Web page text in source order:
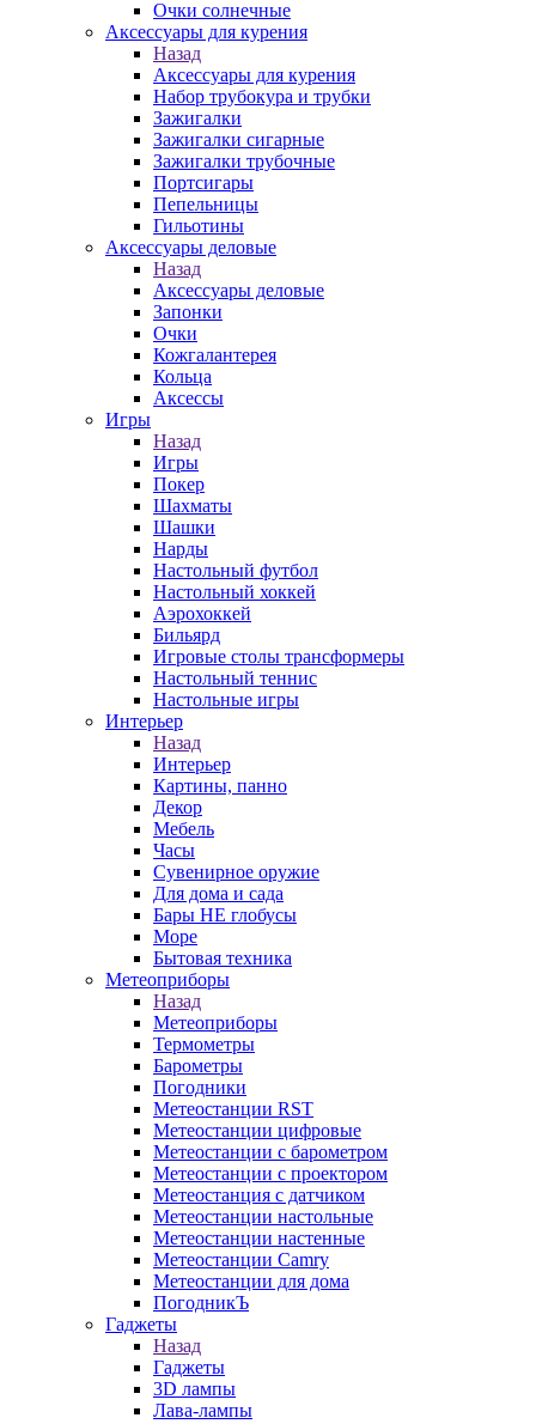
Очки солнечные
Аксессуары для курения
Назад
Аксессуары для курения
Набор трубокура и трубки
Зажигалки
Зажигалки сигарные
Зажигалки трубочные
Портсигары
Пепельницы
Гильотины
Аксессуары деловые
Назад
Аксессуары деловые
Запонки
Очки
Кожгалантерея
Кольца
Аксессы
Игры
Назад
Игры
Покер
Шахматы
Шашки
Нарды
Настольный футбол
Настольный хоккей
Аэрохоккей
Бильярд
Игровые столы трансформеры
Настольный теннис
Настольные игры
Интерьер
Назад
Интерьер
Картины, панно
Декор
Мебель
Часы
Сувенирное оружие
Для дома и сада
Бары НЕ глобусы
Море
Бытовая техника
Метеоприборы
Назад
Метеоприборы
Термометры
Барометры
Погодники
Метеостанции RST
Метеостанции цифровые
Метеостанции с барометром
Метеостанции с проектором
Метеостанция с датчиком
Метеостанции настольные
Метеостанции настенные
Метеостанции Camry
Метеостанции для дома
ПогодникЪ
Гаджеты
Назад
Гаджеты
3D лампы
Лава-лампы